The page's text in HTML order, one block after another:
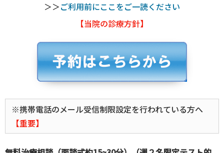
＞＞ご利用前にここをご一読ください
【当院の診療方針】
※携帯電話のメール受信制限設定を行われている方へ
【重要】